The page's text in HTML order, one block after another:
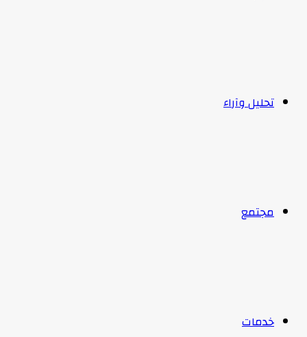
تحليل وآراء
مجتمع
خدمات